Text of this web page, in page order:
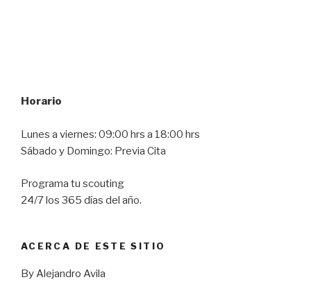
Horario
Lunes a viernes: 09:00 hrs a 18:00 hrs
Sábado y Domingo: Previa Cita
Programa tu scouting
24/7 los 365 días del año.
ACERCA DE ESTE SITIO
By Alejandro Avila